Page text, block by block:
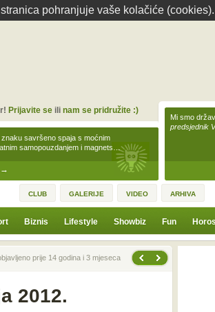
pohranjuje vaše kolačiće (cookies).
→
savršeno spaja s moćnim
samopouzdanjem i magnets…
Prijavite seili nam se pridružite :)
Mi smo
predsjednik
CLUB GALERIJE VIDEO ARHIVA
Biznis Lifestyle Showbiz Fun
prije 14 godina i 3 mjeseca
2012.